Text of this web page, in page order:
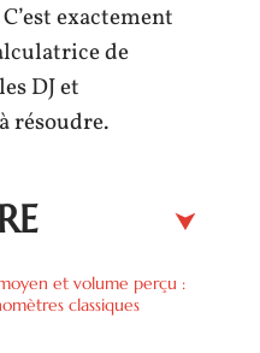
exactement
de
DJ et
résoudre.
et volume perçu :
classiques